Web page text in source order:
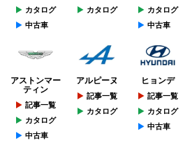
カタログ
中古車
カタログ
カタログ
中古車
アストンマー
ティン
記事一覧
カタログ
中古車
アルピーヌ
記事一覧
カタログ
ヒョンデ
記事一覧
カタログ
中古車